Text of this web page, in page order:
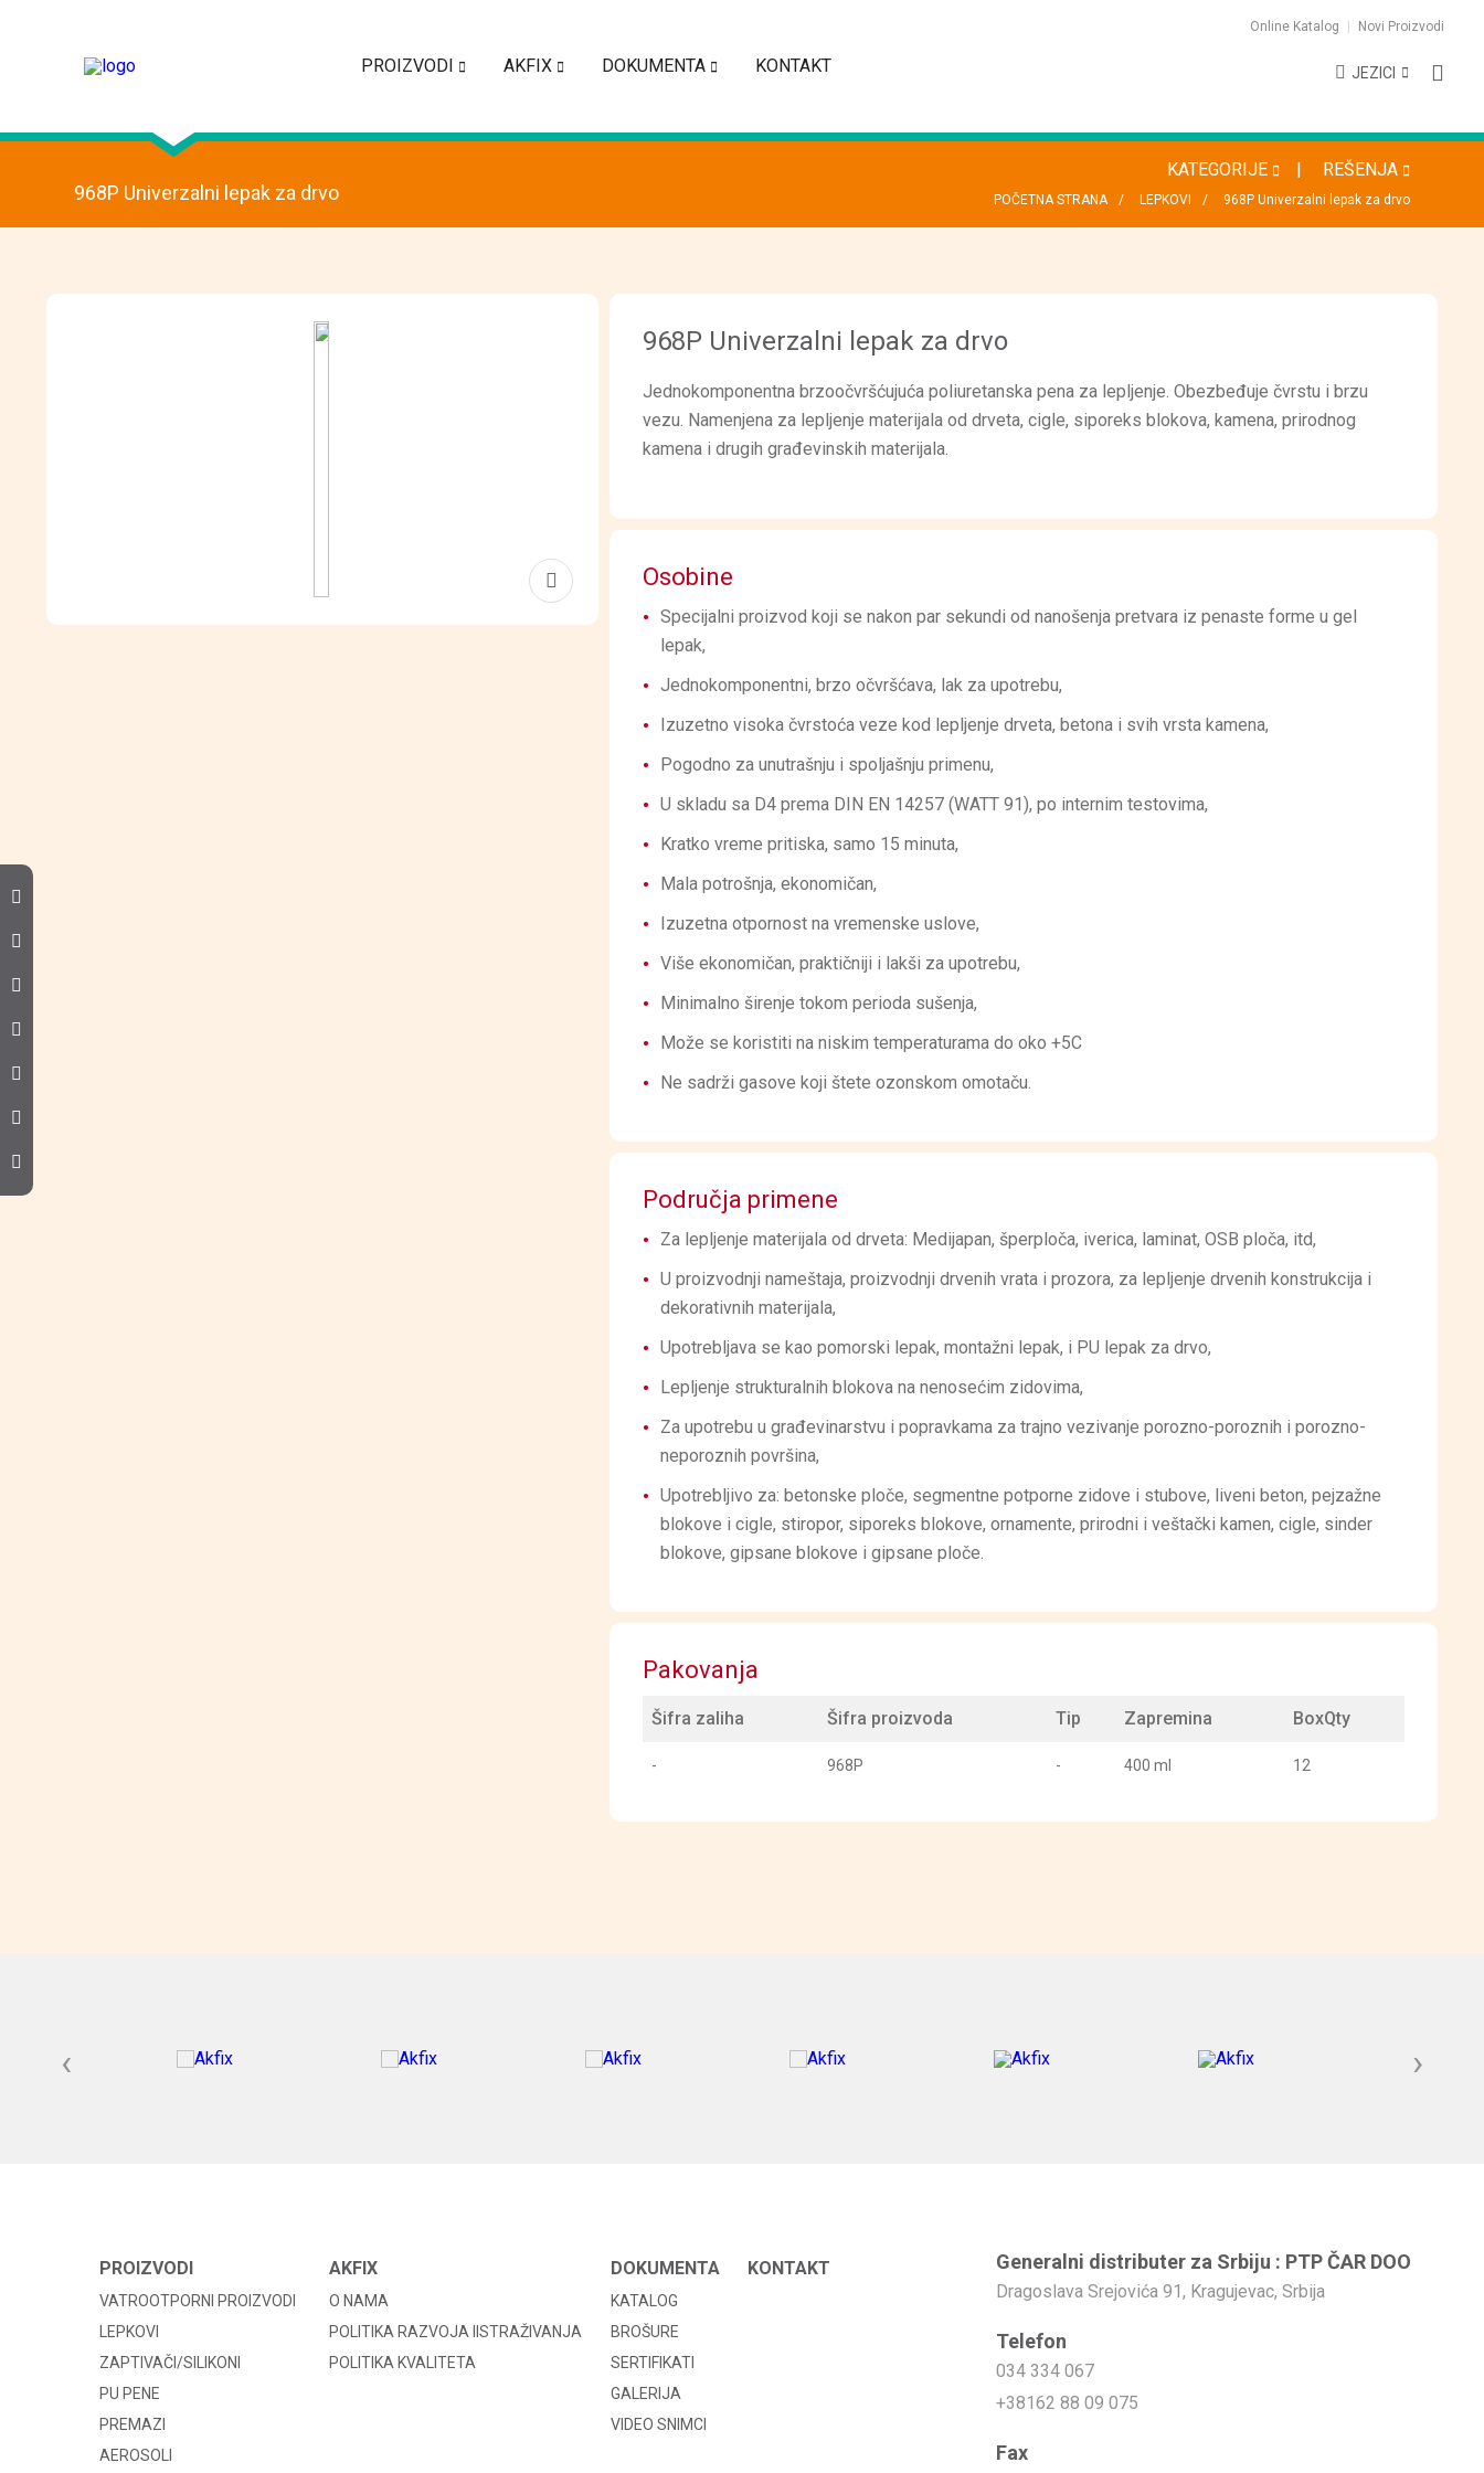
PROIZVODI AKFIX DOKUMENTA KONTAKT
Online Katalog Novi Proizvodi
JEZICI
968P Univerzalni lepak za drvo
KATEGORIJE REŠENJA
POČETNA STRANA LEPKOVI 968P Univerzalni lepak za drvo
968P Univerzalni lepak za drvo
Jednokomponentna brzoočvršćujuća poliuretanska pena za lepljenje. Obezbeđuje čvrstu i brzu
vezu. Namenjena za lepljenje materijala od drveta, cigle, siporeks blokova, kamena, prirodnog
kamena i drugih građevinskih materijala.
Osobine
Specijalni proizvod koji se nakon par sekundi od nanošenja pretvara iz penaste forme u gel
lepak,
Jednokomponentni, brzo očvršćava, lak za upotrebu,
Izuzetno visoka čvrstoća veze kod lepljenje drveta, betona i svih vrsta kamena,
Pogodno za unutrašnju i spoljašnju primenu,
U skladu sa D4 prema DIN EN 14257 (WATT 91), po internim testovima,
Kratko vreme pritiska, samo 15 minuta,
Mala potrošnja, ekonomičan,
Izuzetna otpornost na vremenske uslove,
Više ekonomičan, praktičniji i lakši za upotrebu,
Minimalno širenje tokom perioda sušenja,
Može se koristiti na niskim temperaturama do oko +5C
Ne sadrži gasove koji štete ozonskom omotaču.
Područja primene
Za lepljenje materijala od drveta: Medijapan, šperploča, iverica, laminat, OSB ploča, itd,
U proizvodnji nameštaja, proizvodnji drvenih vrata i prozora, za lepljenje drvenih konstrukcija i
dekorativnih materijala,
Upotrebljava se kao pomorski lepak, montažni lepak, i PU lepak za drvo,
Lepljenje strukturalnih blokova na nenosećim zidovima,
Za upotrebu u građevinarstvu i popravkama za trajno vezivanje porozno-poroznih i porozno-
neporoznih površina,
Upotrebljivo za: betonske ploče, segmentne potporne zidove i stubove, liveni beton, pejzažne
blokove i cigle, stiropor, siporeks blokove, ornamente, prirodni i veštački kamen, cigle, sinder
blokove, gipsane blokove i gipsane ploče.
Pakovanja
Šifra zaliha Šifra proizvoda Tip Zapremina BoxQty
- 968P - 400 ml 12
‹ ›
PROIZVODI
VATROOTPORNI PROIZVODI
LEPKOVI
ZAPTIVAČI/SILIKONI
PU PENE
PREMAZI
AEROSOLI
AKFIX
O NAMA
POLITIKA RAZVOJA IISTRAŽIVANJA
POLITIKA KVALITETA
DOKUMENTA
KATALOG
BROŠURE
SERTIFIKATI
GALERIJA
VIDEO SNIMCI
KONTAKT Generalni distributer za Srbiju : PTP ČAR DOO
Dragoslava Srejovića 91, Kragujevac, Srbija
Telefon
034 334 067
+38162 88 09 075
Fax